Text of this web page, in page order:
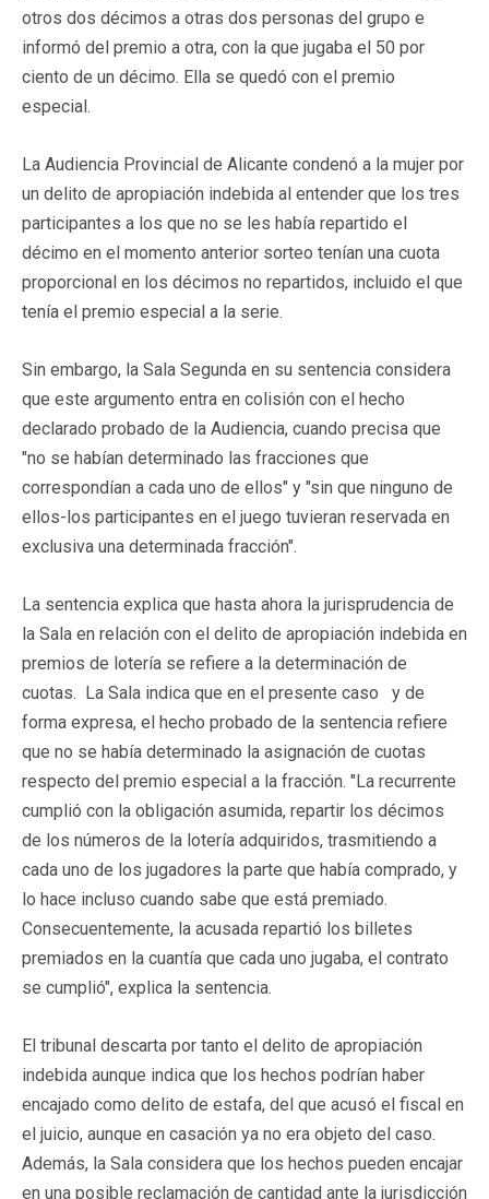
otros dos décimos a otras dos personas del grupo e
informó del premio a otra, con la que jugaba el 50 por
ciento de un décimo. Ella se quedó con el premio
especial.
La Audiencia Provincial de Alicante condenó a la mujer por
un delito de apropiación indebida al entender que los tres
participantes a los que no se les había repartido el
décimo en el momento anterior sorteo tenían una cuota
proporcional en los décimos no repartidos, incluido el que
tenía el premio especial a la serie.
Sin embargo, la Sala Segunda en su sentencia considera
que este argumento entra en colisión con el hecho
declarado probado de la Audiencia, cuando precisa que
"no se habían determinado las fracciones que
correspondían a cada uno de ellos" y "sin que ninguno de
ellos-los participantes en el juego tuvieran reservada en
exclusiva una determinada fracción".
La sentencia explica que hasta ahora la jurisprudencia de
la Sala en relación con el delito de apropiación indebida en
premios de lotería se refiere a la determinación de
cuotas. La Sala indica que en el presente caso y de
forma expresa, el hecho probado de la sentencia refiere
que no se había determinado la asignación de cuotas
respecto del premio especial a la fracción. "La recurrente
cumplió con la obligación asumida, repartir los décimos
de los números de la lotería adquiridos, trasmitiendo a
cada uno de los jugadores la parte que había comprado, y
lo hace incluso cuando sabe que está premiado.
Consecuentemente, la acusada repartió los billetes
premiados en la cuantía que cada uno jugaba, el contrato
se cumplió", explica la sentencia.
El tribunal descarta por tanto el delito de apropiación
indebida aunque indica que los hechos podrían haber
encajado como delito de estafa, del que acusó el fiscal en
el juicio, aunque en casación ya no era objeto del caso.
Además, la Sala considera que los hechos pueden encajar
en una posible reclamación de cantidad ante la jurisdicción